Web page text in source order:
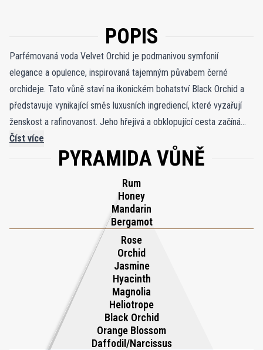
POPIS
Parfémovaná voda Velvet Orchid je podmanivou symfonií
elegance a opulence, inspirovaná tajemným půvabem černé
orchideje. Tato vůně staví na ikonickém bohatství Black Orchid a
představuje vynikající směs luxusních ingrediencí, které vyzařují
ženskost a rafinovanost. Jeho hřejivá a obklopující cesta začíná
odvážnými květinovými tóny, hladce propletenými se svůdnou
sladkostí medu a opojnou hloubkou rumu, které vytvářejí smyslné a
podléhají jemnému květinovému závoji, Velvet Orchid odhaluje
jemnější, ultra-ženský charakter, který okouzluje smysly. Evokuje
obraz vlnícího se černého hedvábí, které se bez námahy rozlévá
na pozadí elegantních mramorovaných orchidejí, ztělesňuje
sofistikovanost a nadčasovou přitažlivost. Velvet Orchid, uzavřený
ve svém elegantním flakonu, pozdvihuje odkaz Black Orchid a
představuje fascinující vůni, která je tekutá i texturovaná –
skutečný důkaz nespoutaného luxusu a svůdného kouzla.
Číst více
PYRAMIDA VŮNĚ
Rum
Honey
Mandarin
Bergamot
Rose
Orchid
Jasmine
Hyacinth
Magnolia
Heliotrope
Black Orchid
Orange Blossom
Daffodil/Narcissus